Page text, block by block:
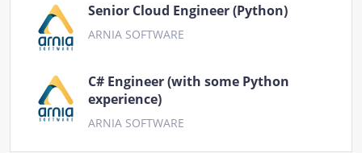
Senior Cloud Engineer (Python)
ARNIA SOFTWARE
C# Engineer (with some Python
experience)
ARNIA SOFTWARE